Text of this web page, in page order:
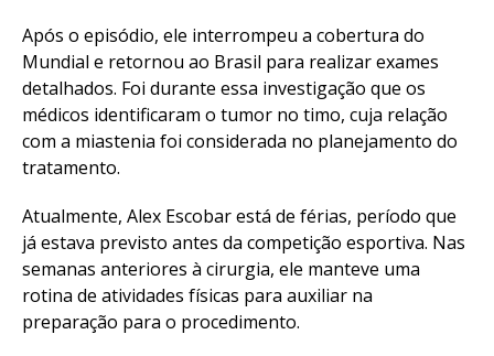
Após o episódio, ele interrompeu a cobertura do
Mundial e retornou ao Brasil para realizar exames
detalhados. Foi durante essa investigação que os
médicos identificaram o tumor no timo, cuja relação
com a miastenia foi considerada no planejamento do
tratamento.
Atualmente, Alex Escobar está de férias, período que
já estava previsto antes da competição esportiva. Nas
semanas anteriores à cirurgia, ele manteve uma
rotina de atividades físicas para auxiliar na
preparação para o procedimento.